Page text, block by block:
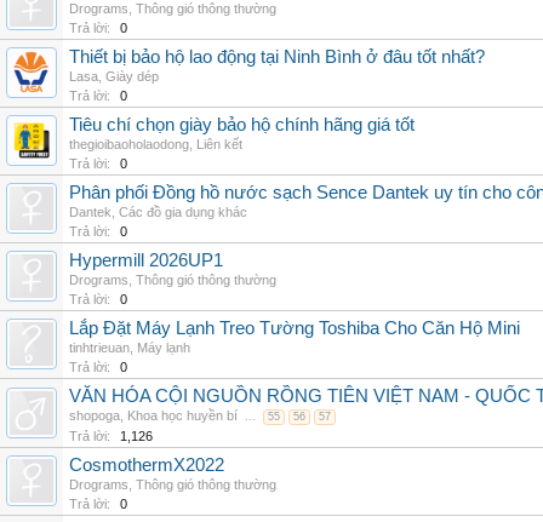
Drograms Thông gió thông thường
Trả lời:
0
Thiết bị bảo hộ lao động tại Ninh Bình ở đâu tốt nhất?
Lasa Giày dép
Trả lời:
0
Tiêu chí chọn giày bảo hộ chính hãng giá tốt
thegioibaoholaodong Liên kết
Trả lời:
0
Phân phối Đồng hồ nước sạch Sence Dantek uy tín cho
Dantek Các đồ gia dụng khác
Trả lời:
0
Hypermill 2026UP1
Drograms Thông gió thông thường
Trả lời:
0
Lắp Đặt Máy Lạnh Treo Tường Toshiba Cho Căn Hộ Mini
tinhtrieuan Máy lạnh
Trả lời:
0
VĂN HÓA CỘI NGUỒN RỒNG TIÊN VIỆT NAM -
shopoga Khoa học huyền bí ... 55 56 57
Trả lời: 1,126
CosmothermX2022
Drograms Thông gió thông thường
Trả lời:
0